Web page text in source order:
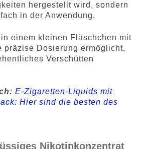
hergestellt wird, sondern
in der Anwendung.
einem kleinen Fläschchen mit
präzise Dosierung ermöglicht,
Verschütten
E-Zigaretten-Liquids mit
Hier sind die besten des
Nikotinkonzentrat